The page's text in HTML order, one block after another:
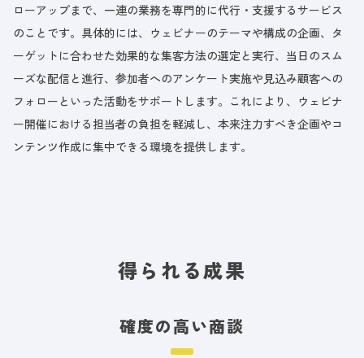
ローアップまで、一連の業務を専門的に代行・支援するサービス
のことです。具体的には、ウェビナーのテーマや構成の企画、タ
ーゲットに合わせた効果的な集客方法の選定と実行、当日のスム
ーズな配信と進行、参加者へのアンケート実施や見込み顧客への
フォローといった活動をサポートします。これにより、ウェビナ
ー開催における担当者の負担を軽減し、本来注力すべき企画やコ
ンテンツ作成に集中できる環境を提供します。
得られる成果
確度の高い商談